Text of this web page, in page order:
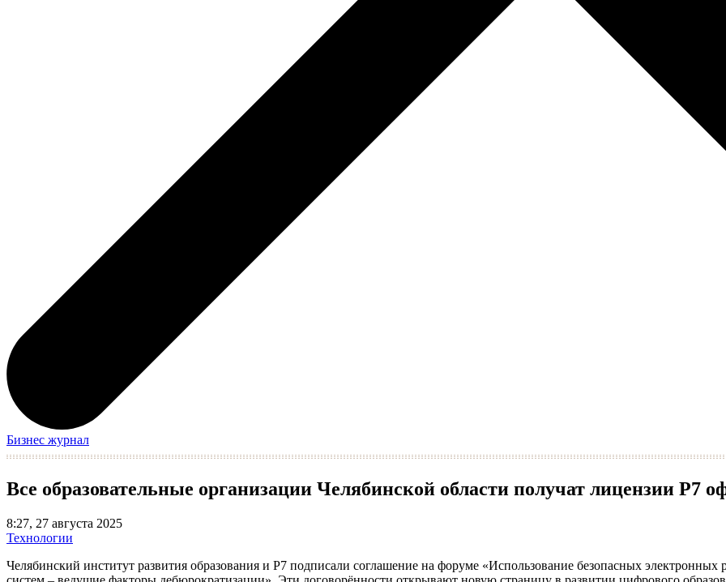
Бизнес журнал
Все образовательные организации Челябинской области получат лицензии Р7
8:27, 27 августа 2025
Технологии
Челябинский институт развития образования и Р7 подписали соглашение на форуме «Использование безопасных